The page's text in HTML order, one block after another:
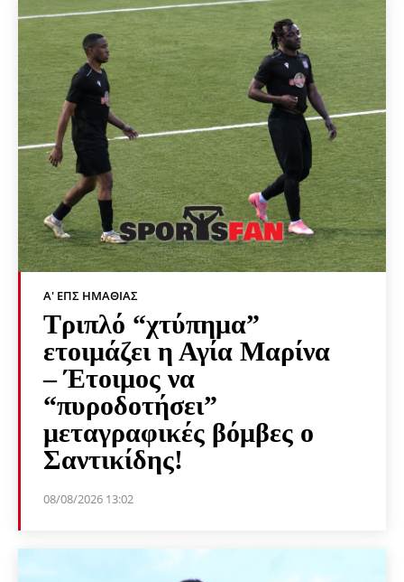
Α' ΕΠΣ ΗΜΑΘΊΑΣ
Τριπλό “χτύπημα”
ετοιμάζει η Αγία Μαρίνα
– Έτοιμος να
“πυροδοτήσει”
μεταγραφικές βόμβες ο
Σαντικίδης!
08/08/2026 13:02